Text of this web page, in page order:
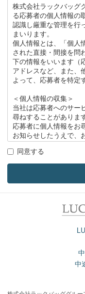
株式会社ラックバッグ
る応募者の個人情報の
認識し厳重な管理を行
まいります。
個人情報とは、「個人
された直接・間接を問
下の情報をいいます（
アドレスなど、また、
よって、応募者を特定
＜個人情報の収集＞
当社は応募者へのサー
尋ねすることがあります
応募者に個人情報をお
お知らせしたうえで、
＜個人情報の管理＞
当社は応募者の個人情
任者を置き、次を徹
2. 個人情報への外部
3. 個人情報を他の企
3＜個人情報の開示＞
当社は、原則として
ませんが、例外とし
2. 法令により、行政機
同意する
中